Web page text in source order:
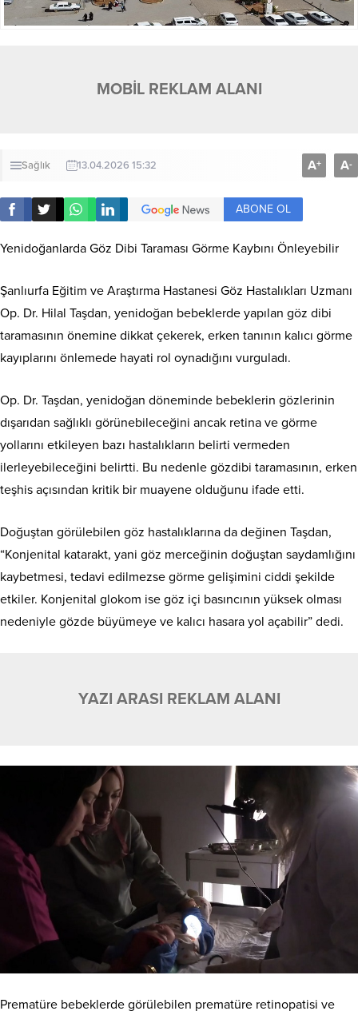
MOBİL REKLAM ALANI
Sağlık 13.04.2026 15:32 A+ A-
ABONE OL
Yenidoğanlarda Göz Dibi Taraması Görme Kaybını Önleyebilir
Şanlıurfa Eğitim ve Araştırma Hastanesi Göz Hastalıkları Uzmanı
Op. Dr. Hilal Taşdan, yenidoğan bebeklerde yapılan göz dibi
taramasının önemine dikkat çekerek, erken tanının kalıcı görme
kayıplarını önlemede hayati rol oynadığını vurguladı.
Op. Dr. Taşdan, yenidoğan döneminde bebeklerin gözlerinin
dışarıdan sağlıklı görünebileceğini ancak retina ve görme
yollarını etkileyen bazı hastalıkların belirti vermeden
ilerleyebileceğini belirtti. Bu nedenle gözdibi taramasının, erken
teşhis açısından kritik bir muayene olduğunu ifade etti.
Doğuştan görülebilen göz hastalıklarına da değinen Taşdan,
“Konjenital katarakt, yani göz merceğinin doğuştan saydamlığını
kaybetmesi, tedavi edilmezse görme gelişimini ciddi şekilde
etkiler. Konjenital glokom ise göz içi basıncının yüksek olması
nedeniyle gözde büyümeye ve kalıcı hasara yol açabilir” dedi.
YAZI ARASI REKLAM ALANI
Prematüre bebeklerde görülebilen prematüre retinopatisi ve